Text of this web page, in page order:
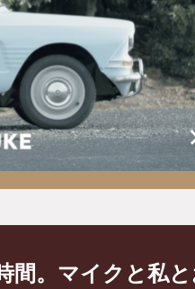
間。マイクと私